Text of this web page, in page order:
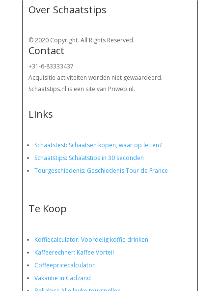
Over Schaatstips
© 2020 Copyright. All Rights Reserved.
Contact
+31-6-83333437
Acquisitie activiteiten worden niet gewaardeerd.
Schaatstips.nl is een site van Priweb.nl.
Links
Schaatstest: Schaatsen kopen, waar op letten?
Schaatstips: Schaatstips in 30 seconden
Tourgeschiedenis: Geschiedenis Tour de France
Te Koop
Koffiecalculator: Voordelig koffie drinken
Kaffeerechner: Kaffee Vorteil
Coffeepricecalculator
Vakantie in Cadzand